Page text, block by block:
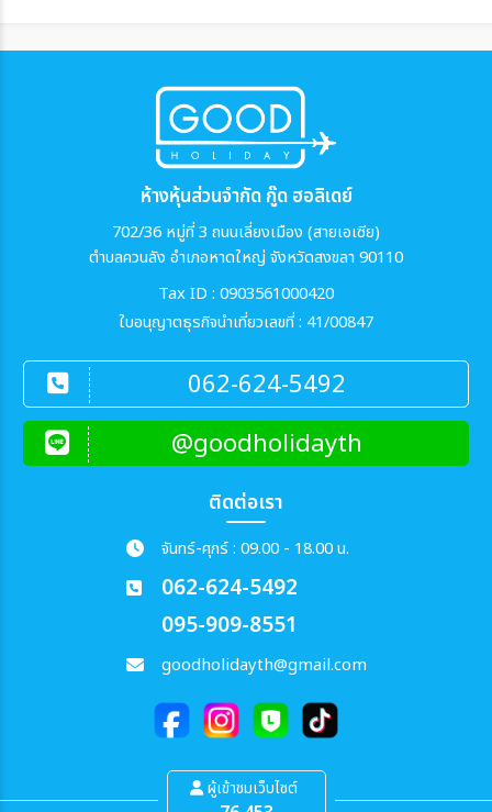
ห้างหุ้นส่วนจำกัด กู๊ด ฮอลิเดย์
702/36 หมู่ที่ 3 ถนนเลี่ยงเมือง (สายเอเซีย)
ตำบลควนลัง อำเภอหาดใหญ่ จังหวัดสงขลา 90110
Tax ID : 0903561000420
ใบอนุญาตธุรกิจนำเที่ยวเลขที่ : 41/00847
062-624-5492
@goodholidayth
ติดต่อเรา
จันทร์-ศุกร์ : 09.00 - 18.00 น.
062-624-5492
095-909-8551
goodholidayth@gmail.com
ผู้เข้าชมเว็บไซต์